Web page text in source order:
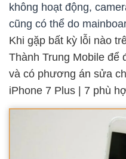
không hoạt động,
cũng có thể do
Khi gặp bất kỳ lỗi nào
Thành Trung Mobile để
và có phương án sửa
iPhone 7 Plus | 7 phù